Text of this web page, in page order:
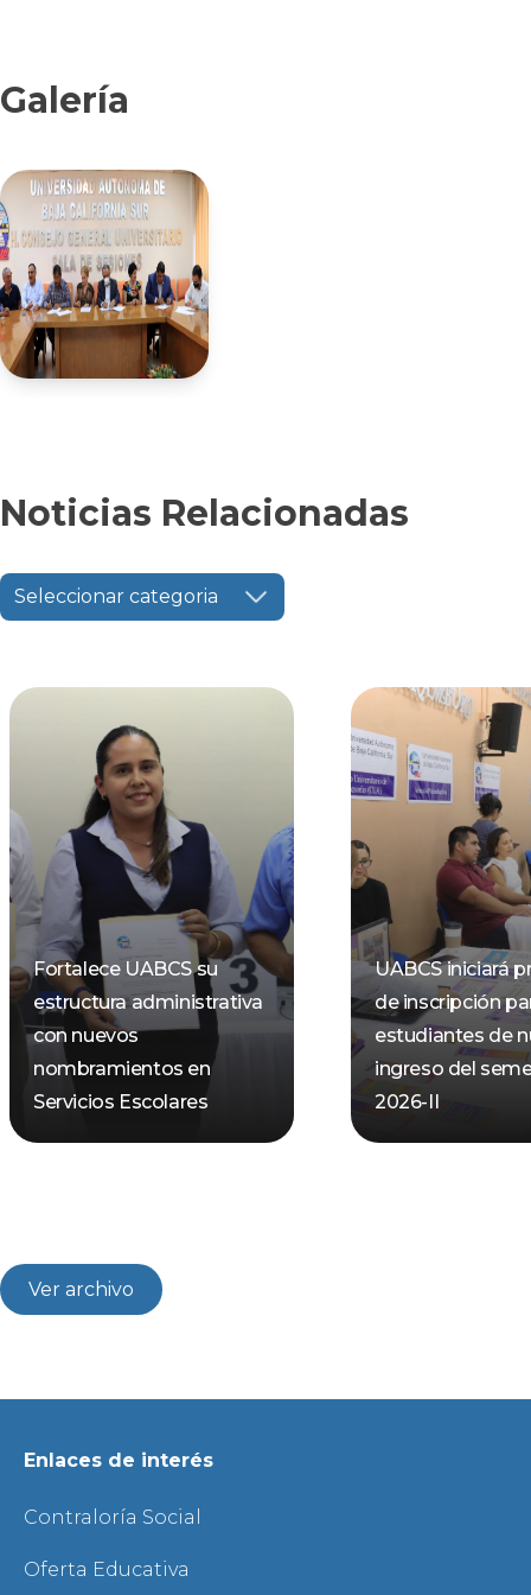
Galería
Noticias Relacionadas
Seleccionar categoria
Fortalece UABCS su
estructura administrativa
con nuevos
nombramientos en
Servicios Escolares
UABCS iniciará
de inscripción
estudiantes de
ingreso del
2026-II
Ver archivo
Enlaces de interés
Contraloría Social
Oferta Educativa